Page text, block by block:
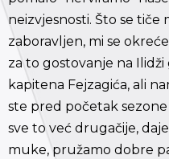
neizvjesnosti. Što se tiče
zaboravljen, mi se
za to gostovanje na
kapitena Fejzagića, ali
ste pred početak sezone
sve to već drugačije,
muke, pružamo dobre